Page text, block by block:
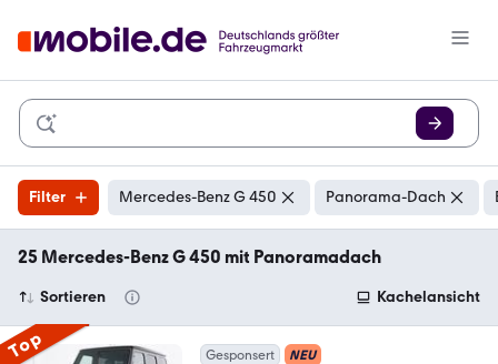
Filter Mercedes-Benz G 450 Panorama-Dach
25 Mercedes-Benz G 450 mit Panoramadach
Sortieren Kachelansicht
Top Gesponsert NEU